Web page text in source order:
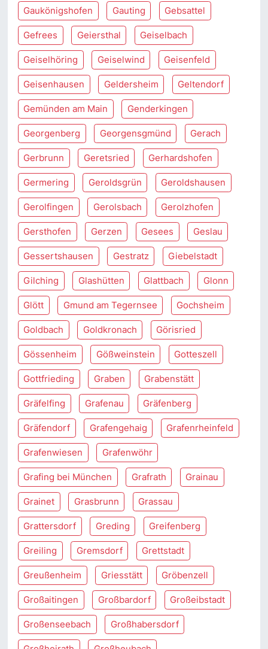
Gaukönigshofen Gauting Gebsattel
Gefrees Geiersthal Geiselbach
Geiselhöring Geiselwind Geisenfeld
Geisenhausen Geldersheim Geltendorf
Gemünden am Main Genderkingen
Georgenberg Georgensgmünd Gerach
Gerbrunn Geretsried Gerhardshofen
Germering Geroldsgrün Geroldshausen
Gerolfingen Gerolsbach Gerolzhofen
Gersthofen Gerzen Gesees Geslau
Gessertshausen Gestratz Giebelstadt
Gilching Glashütten Glattbach Glonn
Glött Gmund am Tegernsee Gochsheim
Goldbach Goldkronach Görisried
Gössenheim Gößweinstein Gotteszell
Gottfrieding Graben Grabenstätt
Gräfelfing Grafenau Gräfenberg
Gräfendorf Grafengehaig Grafenrheinfeld
Grafenwiesen Grafenwöhr
Grafing bei München Grafrath Grainau
Grainet Grasbrunn Grassau
Grattersdorf Greding Greifenberg
Greiling Gremsdorf Grettstadt
Greußenheim Griesstätt Gröbenzell
Großaitingen Großbardorf Großeibstadt
Großenseebach Großhabersdorf